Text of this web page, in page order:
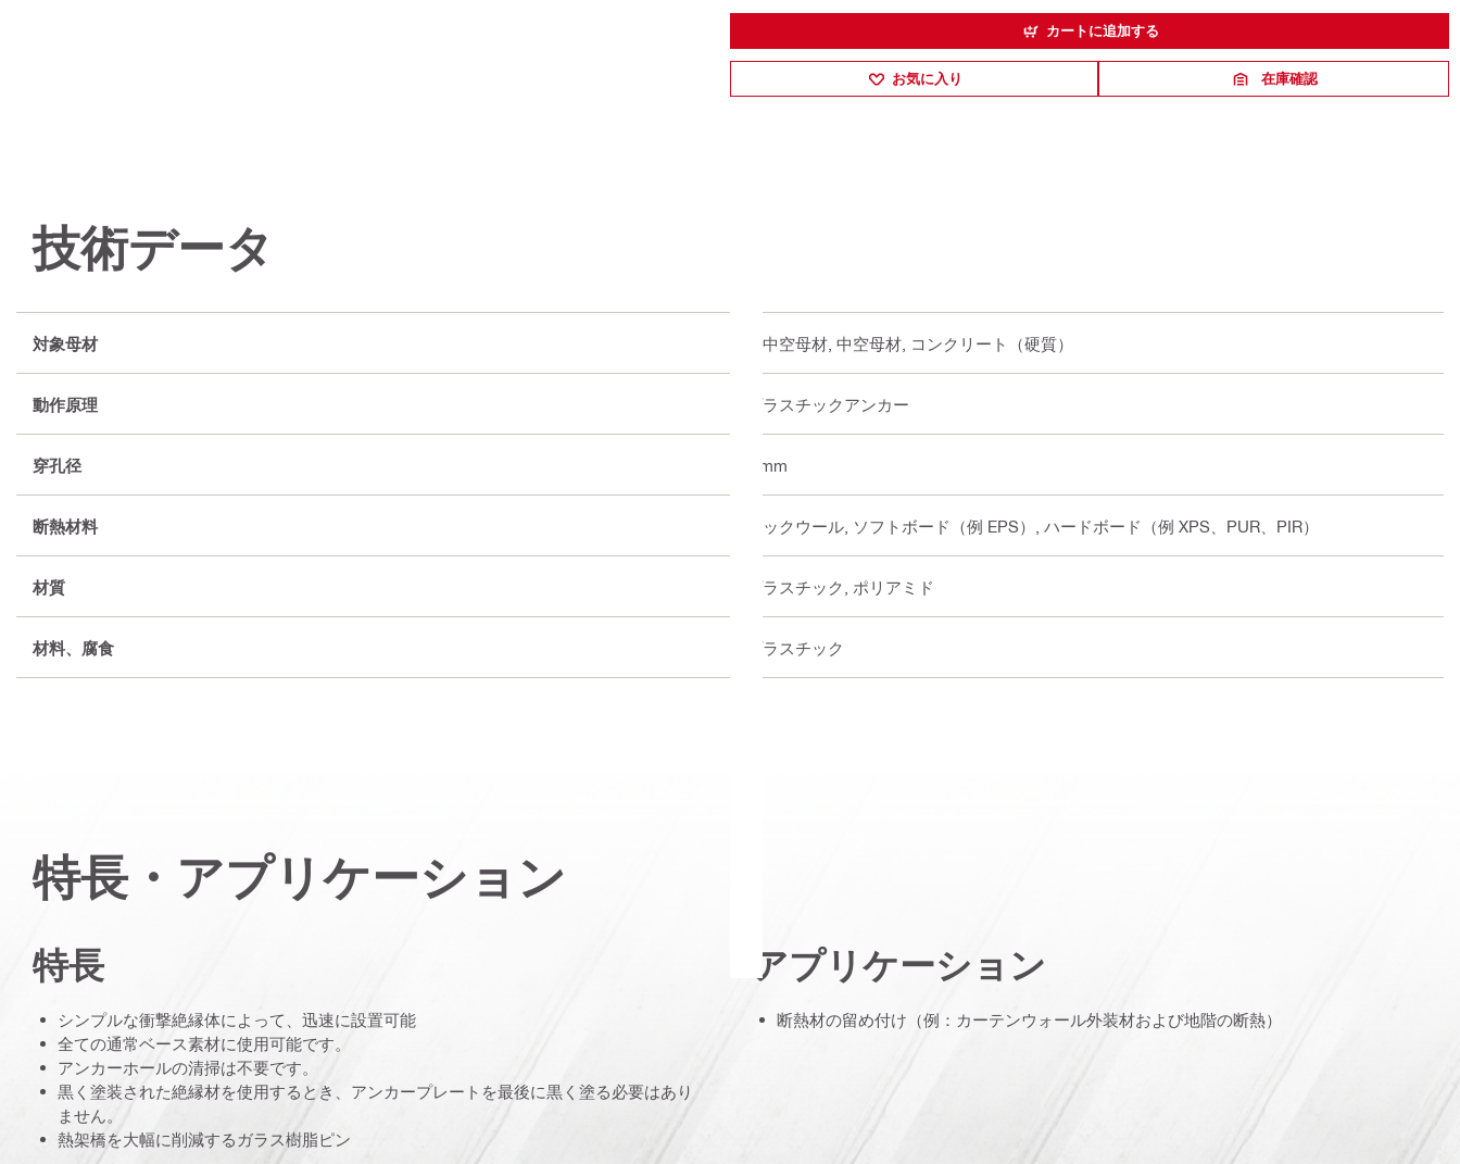
カートに追加する
お気に入り 在庫確認
技術データ
対象母材 非中空母材, 中空母材, コンクリート（硬質）
動作原理 プラスチックアンカー
穿孔径 8 mm
断熱材料 ロックウール, ソフトボード（例 EPS）, ハードボード（例 XPS、PUR、PIR）
材質 プラスチック, ポリアミド
材料、腐食 プラスチック
特長・アプリケーション
特長
シンプルな衝撃絶縁体によって、迅速に設置可能
全ての通常ベース素材に使用可能です。
アンカーホールの清掃は不要です。
黒く塗装された絶縁材を使用するとき、アンカープレートを最後に黒く塗る必要はあり
ません。
熱架橋を大幅に削減するガラス樹脂ピン
アプリケーション
断熱材の留め付け（例：カーテンウォール外装材および地階の断熱）